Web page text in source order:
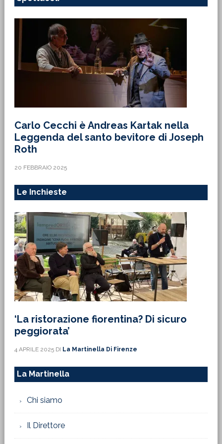
Carlo Cecchi è Andreas Kartak nella
Leggenda del santo bevitore di Joseph
Roth
20 FEBBRAIO 2025
Le Inchieste
‘La ristorazione fiorentina? Di sicuro
peggiorata’
4 APRILE 2025DI La Martinella Di Firenze
La Martinella
Chi siamo
Il Direttore